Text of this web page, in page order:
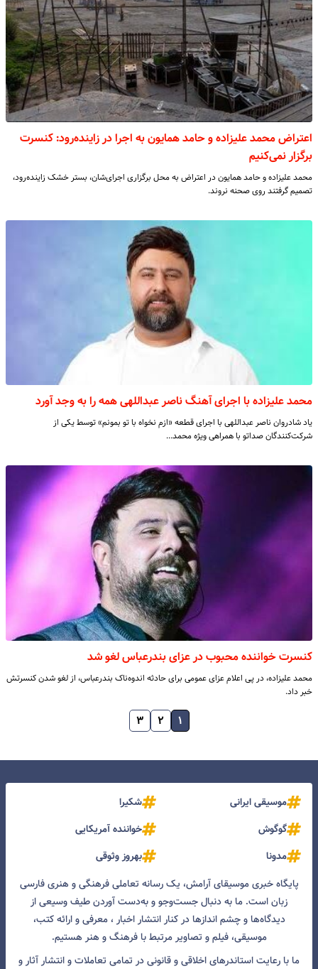
اعتراض محمد علیزاده و حامد همایون به اجرا در زاینده‌‏رود: کنسرت
برگزار نمی‏‌کنیم
محمد علیزاده و حامد همایون در اعتراض به محل برگزاری اجرای‌شان، بستر خشک زاینده‌رود،
تصمیم گرفتند روی صحنه نروند.
محمد علیزاده با اجرای آهنگ ناصر عبداللهی همه را به وجد آورد
یاد شادروان ناصر عبداللهی با اجرای قطعه «ازم نخواه با تو بمونم» توسط یکی از
شرکت‌کنندگان صداتو با همراهی ویژه محمد…
کنسرت خواننده محبوب در عزای بندرعباس لغو شد
محمد علیزاده، در پی اعلام عزای عمومی برای حادثه اندوه‌ناک بندرعباس، از لغو شدن کنسرتش
خبر داد.
۱ ۲ ۳
موسیقی ایرانی
شکیرا
گوگوش
خواننده آمریکایی
مدونا
بهروز وثوقی
پایگاه خبری موسیقای آرامش، یک رسانه تعاملی فرهنگی و هنری فارسی
زبان است. ما به دنبال جست‌و‌جو و به‌دست آوردن طیف وسیعی از
دیدگاه‌ها و چشم انداز‌ها در کنار انتشار اخبار ، معرفی و ارائه کتب،
موسیقی، فیلم و تصاویر مرتبط با فرهنگ و هنر هستیم.
ما با رعایت استاندرهای اخلاقی و قانونی در تمامی تعاملات و انتشار آثار و